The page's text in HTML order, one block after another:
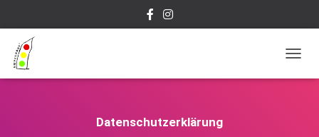
A
Datenschutzerklärung